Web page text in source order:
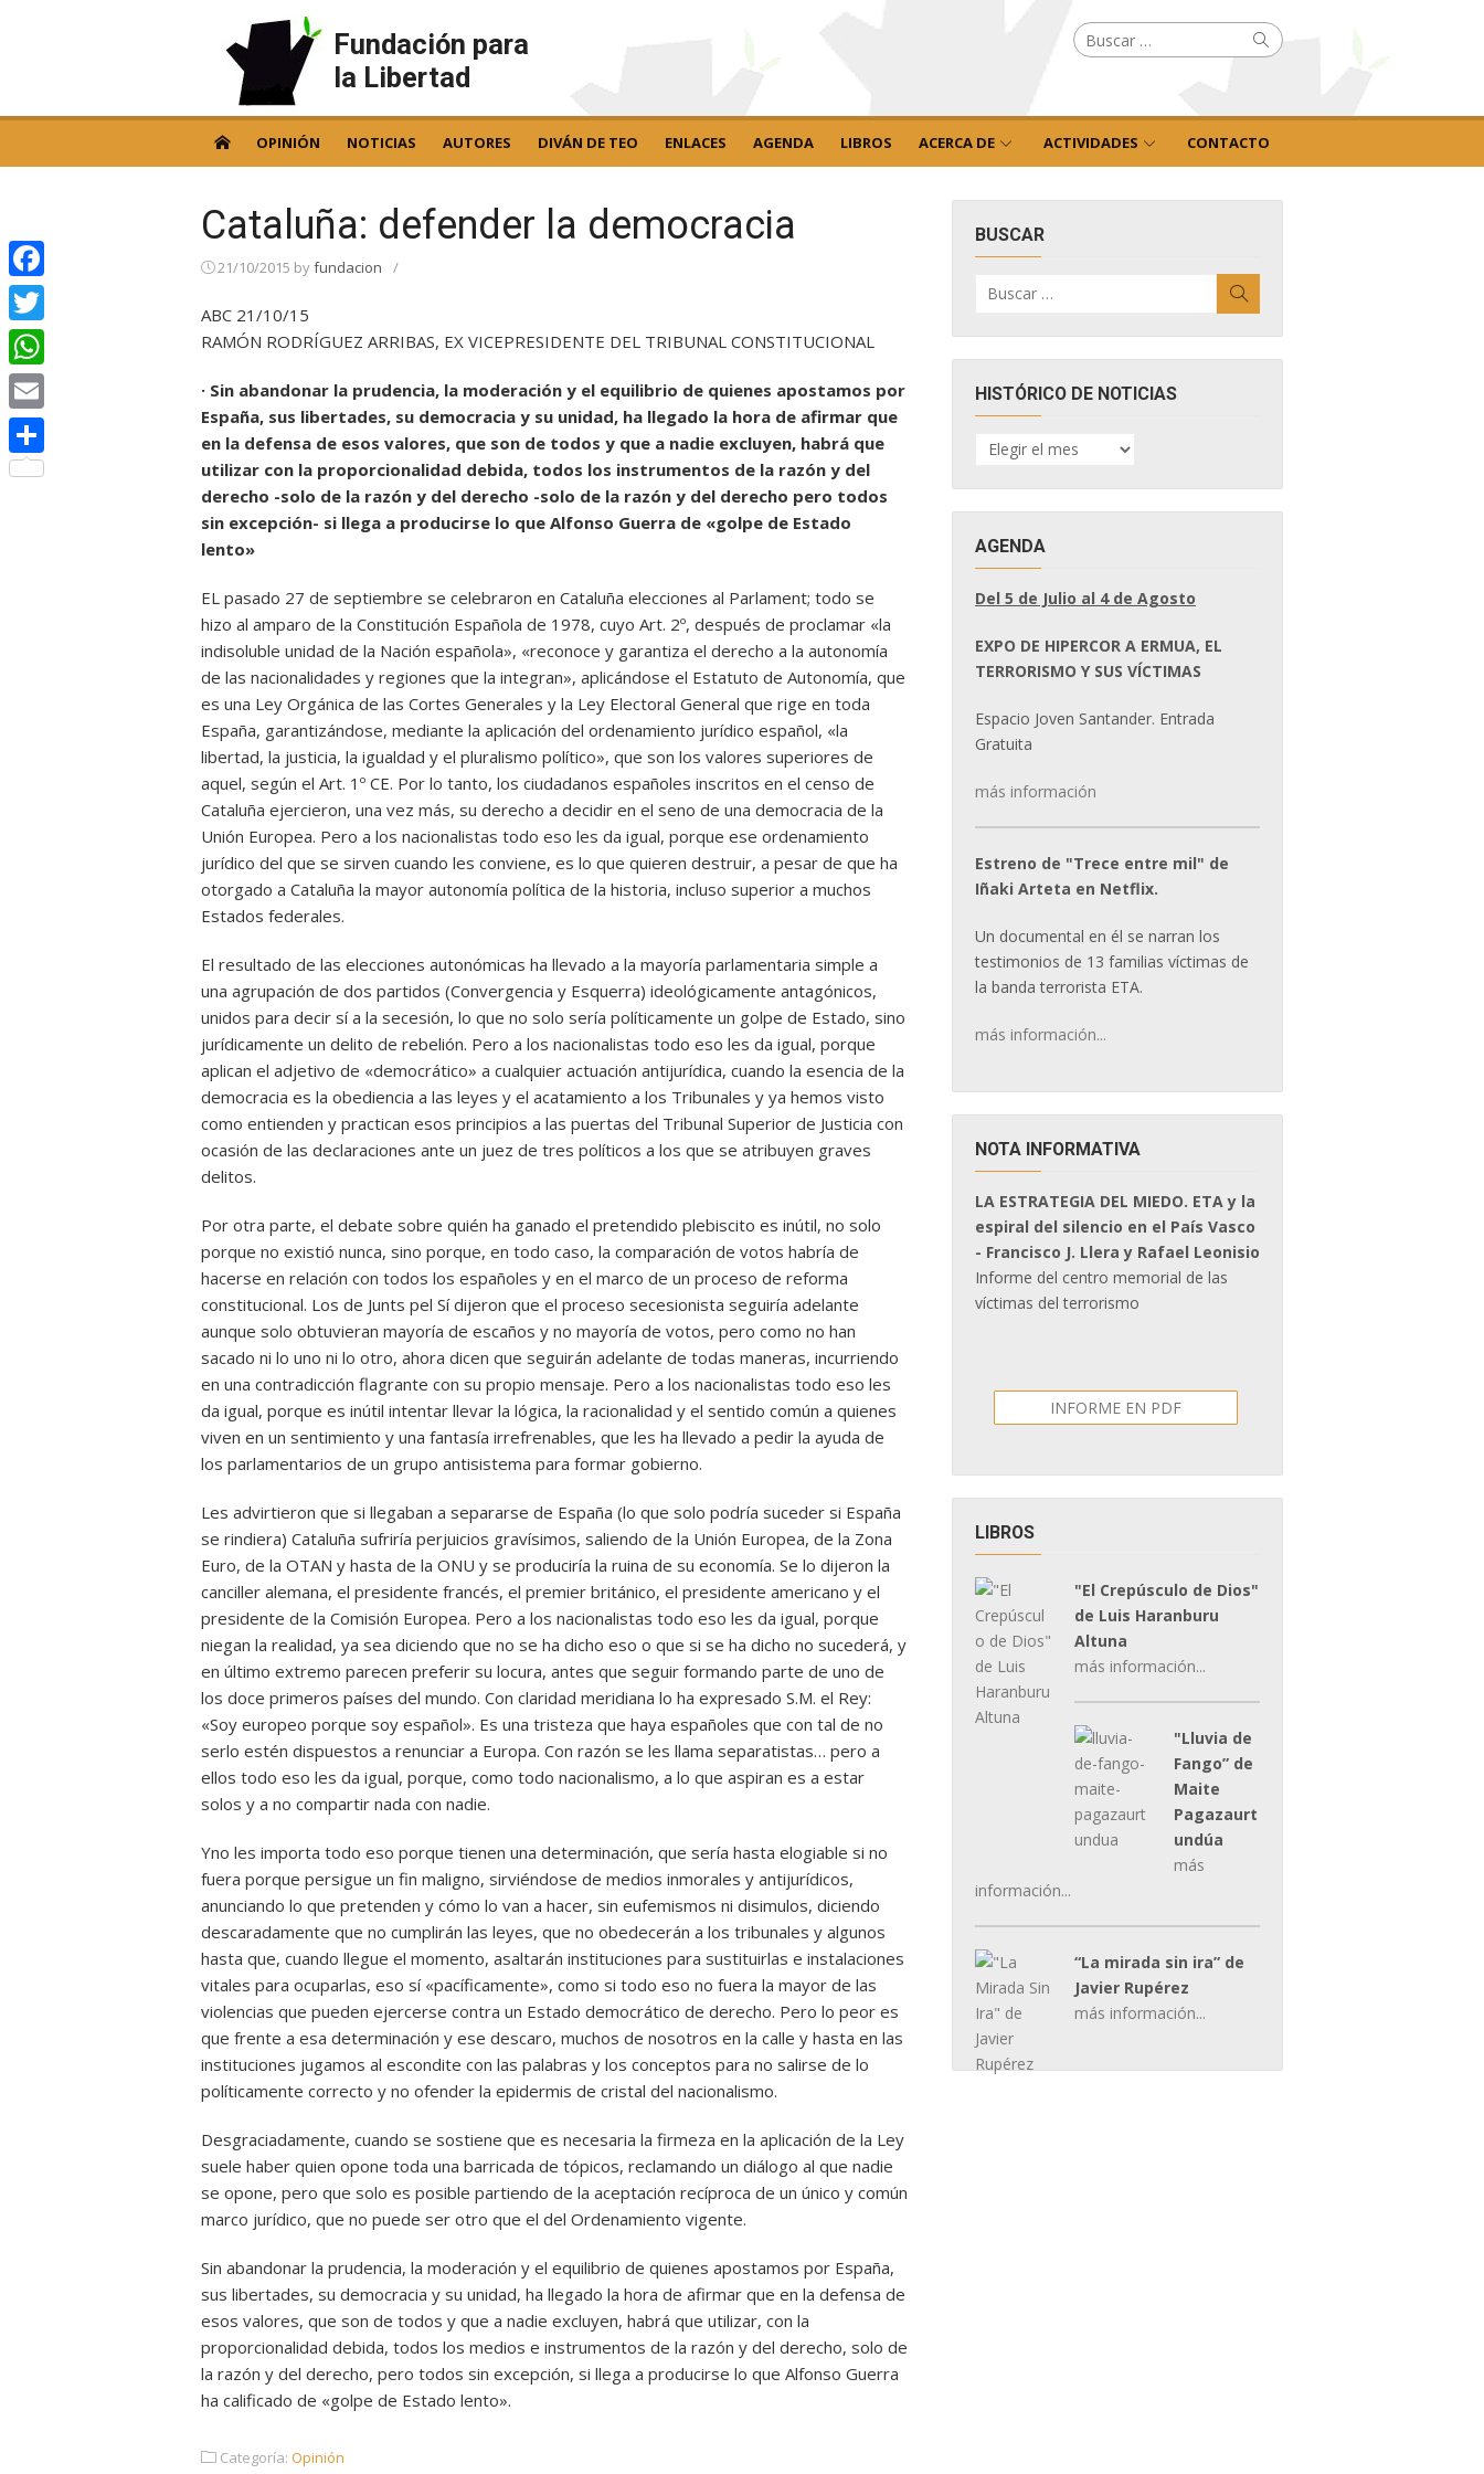
Fundación para
la Libertad
Buscar
por: Buscar
OPINIÓN NOTICIAS AUTORES DIVÁN DE TEO ENLACES AGENDA LIBROS ACERCA DE ACTIVIDADES CONTACTO
Cataluña: defender la democracia
21/10/2015 byfundacion /
ABC 21/10/15
RAMÓN RODRÍGUEZ ARRIBAS, EX VICEPRESIDENTE DEL TRIBUNAL CONSTITUCIONAL
· Sin abandonar la prudencia, la moderación y el equilibrio de quienes apostamos por
España, sus libertades, su democracia y su unidad, ha llegado la hora de afirmar que
en la defensa de esos valores, que son de todos y que a nadie excluyen, habrá que
utilizar con la proporcionalidad debida, todos los instrumentos de la razón y del
derecho -solo de la razón y del derecho -solo de la razón y del derecho pero todos
sin excepción- si llega a producirse lo que Alfonso Guerra de «golpe de Estado
lento»
EL pasado 27 de septiembre se celebraron en Cataluña elecciones al Parlament; todo se
hizo al amparo de la Constitución Española de 1978, cuyo Art. 2º, después de proclamar «la
indisoluble unidad de la Nación española», «reconoce y garantiza el derecho a la autonomía
de las nacionalidades y regiones que la integran», aplicándose el Estatuto de Autonomía, que
es una Ley Orgánica de las Cortes Generales y la Ley Electoral General que rige en toda
España, garantizándose, mediante la aplicación del ordenamiento jurídico español, «la
libertad, la justicia, la igualdad y el pluralismo político», que son los valores superiores de
aquel, según el Art. 1º CE. Por lo tanto, los ciudadanos españoles inscritos en el censo de
Cataluña ejercieron, una vez más, su derecho a decidir en el seno de una democracia de la
Unión Europea. Pero a los nacionalistas todo eso les da igual, porque ese ordenamiento
jurídico del que se sirven cuando les conviene, es lo que quieren destruir, a pesar de que ha
otorgado a Cataluña la mayor autonomía política de la historia, incluso superior a muchos
Estados federales.
El resultado de las elecciones autonómicas ha llevado a la mayoría parlamentaria simple a
una agrupación de dos partidos (Convergencia y Esquerra) ideológicamente antagónicos,
unidos para decir sí a la secesión, lo que no solo sería políticamente un golpe de Estado, sino
jurídicamente un delito de rebelión. Pero a los nacionalistas todo eso les da igual, porque
aplican el adjetivo de «democrático» a cualquier actuación antijurídica, cuando la esencia de la
democracia es la obediencia a las leyes y el acatamiento a los Tribunales y ya hemos visto
como entienden y practican esos principios a las puertas del Tribunal Superior de Justicia con
ocasión de las declaraciones ante un juez de tres políticos a los que se atribuyen graves
delitos.
Por otra parte, el debate sobre quién ha ganado el pretendido plebiscito es inútil, no solo
porque no existió nunca, sino porque, en todo caso, la comparación de votos habría de
hacerse en relación con todos los españoles y en el marco de un proceso de reforma
constitucional. Los de Junts pel Sí dijeron que el proceso secesionista seguiría adelante
aunque solo obtuvieran mayoría de escaños y no mayoría de votos, pero como no han
sacado ni lo uno ni lo otro, ahora dicen que seguirán adelante de todas maneras, incurriendo
en una contradicción flagrante con su propio mensaje. Pero a los nacionalistas todo eso les
da igual, porque es inútil intentar llevar la lógica, la racionalidad y el sentido común a quienes
viven en un sentimiento y una fantasía irrefrenables, que les ha llevado a pedir la ayuda de
los parlamentarios de un grupo antisistema para formar gobierno.
Les advirtieron que si llegaban a separarse de España (lo que solo podría suceder si España
se rindiera) Cataluña sufriría perjuicios gravísimos, saliendo de la Unión Europea, de la Zona
Euro, de la OTAN y hasta de la ONU y se produciría la ruina de su economía. Se lo dijeron la
canciller alemana, el presidente francés, el premier británico, el presidente americano y el
presidente de la Comisión Europea. Pero a los nacionalistas todo eso les da igual, porque
niegan la realidad, ya sea diciendo que no se ha dicho eso o que si se ha dicho no sucederá, y
en último extremo parecen preferir su locura, antes que seguir formando parte de uno de
los doce primeros países del mundo. Con claridad meridiana lo ha expresado S.M. el Rey:
«Soy europeo porque soy español». Es una tristeza que haya españoles que con tal de no
serlo estén dispuestos a renunciar a Europa. Con razón se les llama separatistas… pero a
ellos todo eso les da igual, porque, como todo nacionalismo, a lo que aspiran es a estar
solos y a no compartir nada con nadie.
Yno les importa todo eso porque tienen una determinación, que sería hasta elogiable si no
fuera porque persigue un fin maligno, sirviéndose de medios inmorales y antijurídicos,
anunciando lo que pretenden y cómo lo van a hacer, sin eufemismos ni disimulos, diciendo
descaradamente que no cumplirán las leyes, que no obedecerán a los tribunales y algunos
hasta que, cuando llegue el momento, asaltarán instituciones para sustituirlas e instalaciones
vitales para ocuparlas, eso sí «pacíficamente», como si todo eso no fuera la mayor de las
violencias que pueden ejercerse contra un Estado democrático de derecho. Pero lo peor es
que frente a esa determinación y ese descaro, muchos de nosotros en la calle y hasta en las
instituciones jugamos al escondite con las palabras y los conceptos para no salirse de lo
políticamente correcto y no ofender la epidermis de cristal del nacionalismo.
Desgraciadamente, cuando se sostiene que es necesaria la firmeza en la aplicación de la Ley
suele haber quien opone toda una barricada de tópicos, reclamando un diálogo al que nadie
se opone, pero que solo es posible partiendo de la aceptación recíproca de un único y común
marco jurídico, que no puede ser otro que el del Ordenamiento vigente.
Sin abandonar la prudencia, la moderación y el equilibrio de quienes apostamos por España,
sus libertades, su democracia y su unidad, ha llegado la hora de afirmar que en la defensa de
esos valores, que son de todos y que a nadie excluyen, habrá que utilizar, con la
proporcionalidad debida, todos los medios e instrumentos de la razón y del derecho, solo de
la razón y del derecho, pero todos sin excepción, si llega a producirse lo que Alfonso Guerra
ha calificado de «golpe de Estado lento».
Categoría: Opinión
BUSCAR
por:
HISTÓRICO DE NOTICIAS
HISTÓRICO
DE
AGENDA
Del 5 de Julio al 4 de Agosto
EXPO DE HIPERCOR A ERMUA, EL
TERRORISMO Y SUS VÍCTIMAS
Espacio Joven Santander. Entrada
Gratuita
más información
Estreno de "Trece entre mil" de
Iñaki Arteta en Netflix.
Un documental en él se narran los
testimonios de 13 familias víctimas de
la banda terrorista ETA.
más información...
NOTA INFORMATIVA
LA ESTRATEGIA DEL MIEDO. ETA y la
espiral del silencio en el País Vasco
- Francisco J. Llera y Rafael Leonisio
Informe del centro memorial de las
víctimas del terrorismo
INFORME EN PDF
LIBROS
"El Crepúsculo de Dios"
de Luis Haranburu
Altuna
más información...
"Lluvia de
Fango” de
Maite
Pagazaurt
undúa
más
información...
“La mirada sin ira” de
Javier Rupérez
más información...
Facebook
Twitter
WhatsApp
Email
Compartir